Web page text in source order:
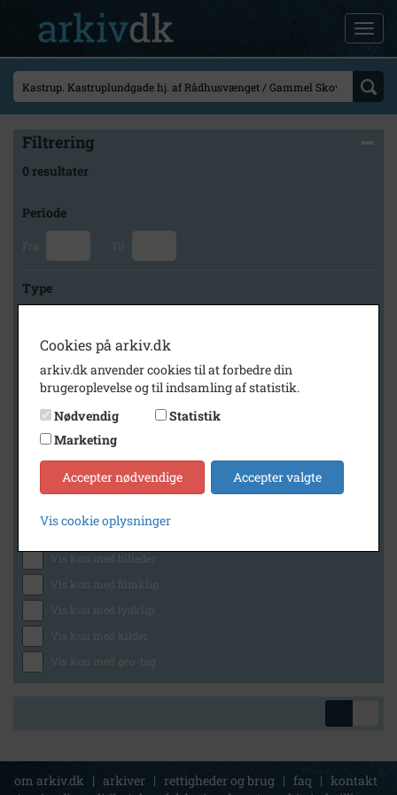
Filtrering
0 resultater
Periode
Fra Til
Type
Arkiv
Tårnby Stads- og Lokalarkiv
Generelt
Vis kun med billeder
Vis kun med filmklip
Vis kun med lydklip
Vis kun med kilder
Vis kun med geo-tag
om arkiv.dk | arkiver | rettigheder og brug | faq | kontakt
Cookies på arkiv.dk
arkiv.dk anvender cookies til at forbedre din
brugeroplevelse og til indsamling af statistik.
Nødvendig
Statistik
Marketing
Accepter nødvendige Accepter valgte
Vis cookie oplysninger